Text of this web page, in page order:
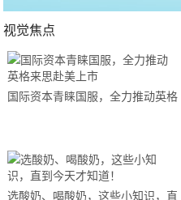
视觉焦点
国际资本青睐国服，全力推动英格
选酸奶、喝酸奶，这些小知识，直